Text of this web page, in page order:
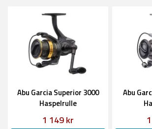
Abu Garcia Superior 3000
Haspelrulle
1 149 kr
Abu